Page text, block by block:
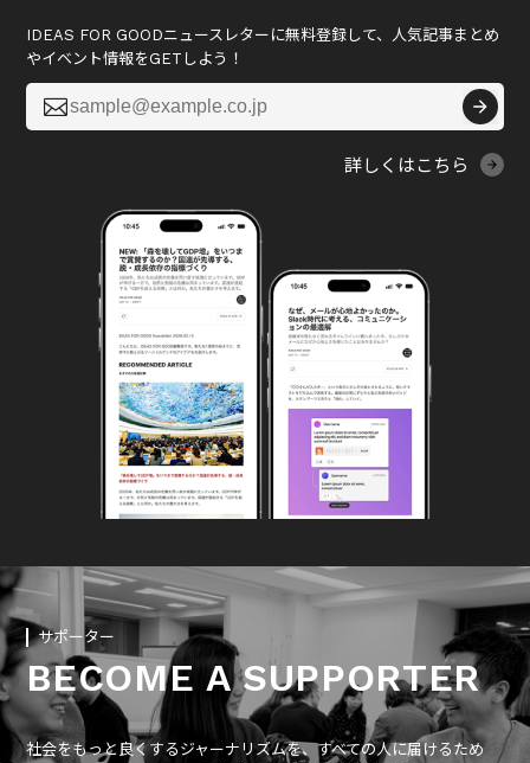
IDEAS FOR GOODニュースレターに無料登録して、人気記事まとめ
やイベント情報をGETしよう！

詳しくはこちら
サポーター
BECOME A SUPPORTER
社会をもっと良くするジャーナリズムを、すべての人に届けるため